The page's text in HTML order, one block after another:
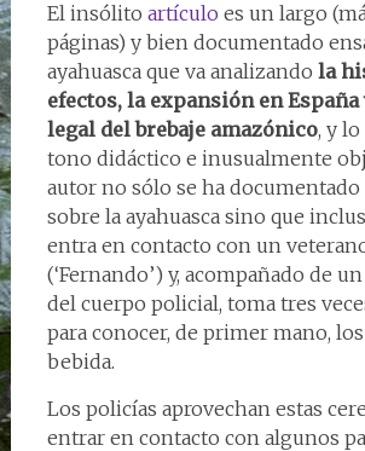
El insólito artículo es un largo
páginas) y bien documentado
ayahuasca que va analizando la
efectos, la expansión en España
legal del brebaje amazónico, y
tono didáctico e inusualmente
autor no sólo se ha documentado
sobre la ayahuasca sino que
entra en contacto con un
(‘Fernando’) y, acompañado de
del cuerpo policial, toma tres
para conocer, de primer mano,
bebida.
Los policías aprovechan estas
entrar en contacto con algunos